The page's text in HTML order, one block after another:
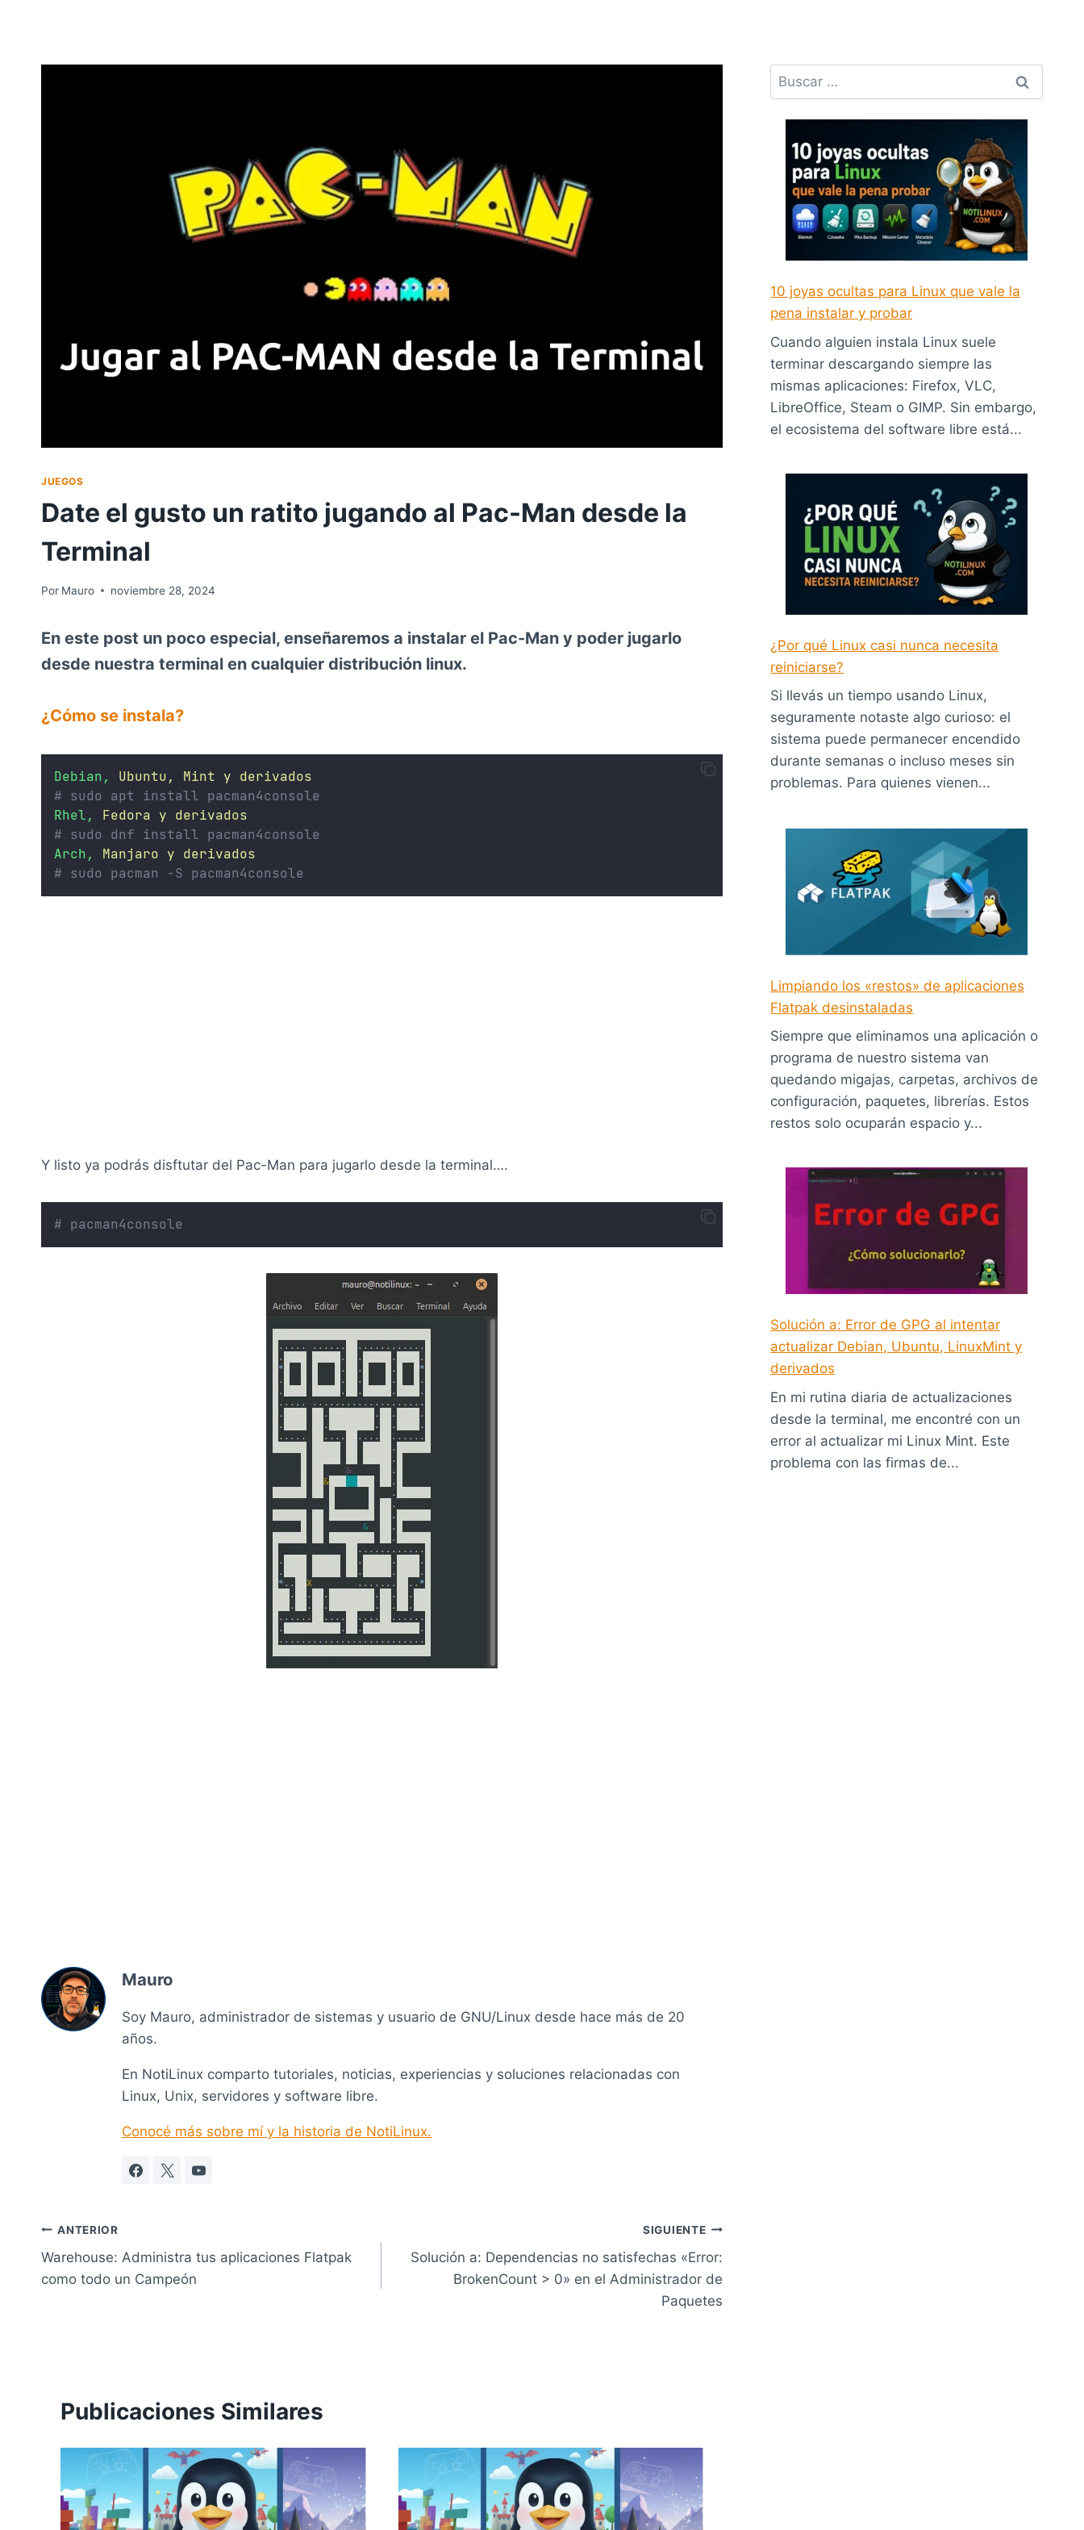
JUEGOS
Date el gusto un ratito jugando al Pac-Man desde la
Terminal
Por Mauro noviembre 28, 2024
En este post un poco especial, enseñaremos a instalar el Pac-Man y poder jugarlo
desde nuestra terminal en cualquier distribución linux.
¿Cómo se instala?
Debian, Ubuntu, Mint y derivados
# sudo apt install pacman4console
Rhel,
Fedora y derivados
# sudo dnf install pacman4console
Arch,
Manjaro y derivados
# sudo pacman -S pacman4console
Y listo ya podrás disftutar del Pac-Man para jugarlo desde la terminal….
# pacman4console
Mauro
Soy Mauro, administrador de sistemas y usuario de GNU/Linux desde hace más de 20
años.
En NotiLinux comparto tutoriales, noticias, experiencias y soluciones relacionadas con
Linux, Unix, servidores y software libre.
Conocé más sobre mí y la historia de NotiLinux.
Navegación
de
ANTERIOR
Warehouse: Administra tus aplicaciones Flatpak
como todo un Campeón
SIGUIENTE
Solución a: Dependencias no satisfechas «Error:
BrokenCount > 0» en el Administrador de
Paquetes
Publicaciones Similares
Buscar:
10 joyas ocultas para Linux que vale la
pena instalar y probar
Cuando alguien instala Linux suele
terminar descargando siempre las
mismas aplicaciones: Firefox, VLC,
LibreOffice, Steam o GIMP. Sin embargo,
el ecosistema del software libre está...
¿Por qué Linux casi nunca necesita
reiniciarse?
Si llevás un tiempo usando Linux,
seguramente notaste algo curioso: el
sistema puede permanecer encendido
durante semanas o incluso meses sin
problemas. Para quienes vienen...
Limpiando los «restos» de aplicaciones
Flatpak desinstaladas
Siempre que eliminamos una aplicación o
programa de nuestro sistema van
quedando migajas, carpetas, archivos de
configuración, paquetes, librerías. Estos
restos solo ocuparán espacio y...
Solución a: Error de GPG al intentar
actualizar Debian, Ubuntu, LinuxMint y
derivados
En mi rutina diaria de actualizaciones
desde la terminal, me encontré con un
error al actualizar mi Linux Mint. Este
problema con las firmas de...